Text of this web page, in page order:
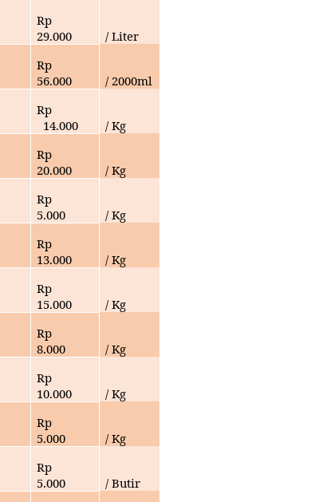
Rp
29.000
/ Liter
Rp
56.000 / 2000ml
Rp
14.000
/ Kg
Rp
20.000 / Kg
Rp
5.000 / Kg
Rp
13.000 / Kg
Rp
15.000 / Kg
Rp
8.000
/ Kg
Rp
10.000
/ Kg
Rp
5.000
/ Kg
Rp
5.000 / Butir